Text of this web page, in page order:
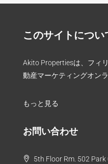
このサイトについ
Akito Propertiesは、フィ
動産マーケティングオン
もっと見る
お問い合わせ
5th Floor Rm. 502 Park